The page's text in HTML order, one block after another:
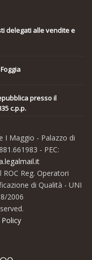
delegati alle vendite e
presso il
c.p.p.
I Maggio - Palazzo di
- PEC:
ROC Reg. Operatori
di Qualità - UNI
2006